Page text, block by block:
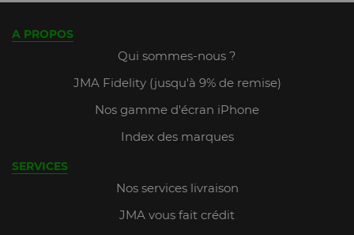
A PROPOS
Qui sommes-nous ?
JMA Fidelity (jusqu'à 9% de remise)
Nos gamme d'écran iPhone
Index des marques
SERVICES
Nos services livraison
JMA vous fait crédit